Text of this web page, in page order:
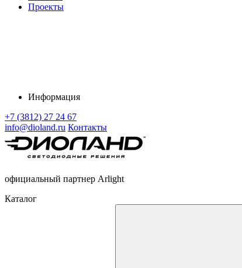
Проекты
Информация
+7 (3812) 27 24 67
info@dioland.ru Контакты
официальный партнер Arlight
Каталог